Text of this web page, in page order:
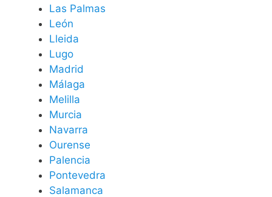
Las Palmas
León
Lleida
Lugo
Madrid
Málaga
Melilla
Murcia
Navarra
Ourense
Palencia
Pontevedra
Salamanca